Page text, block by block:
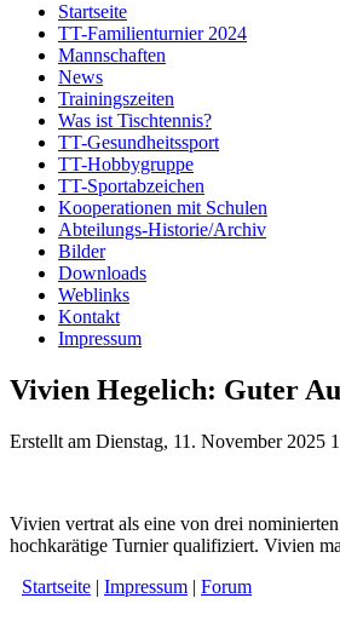
Startseite
TT-Familienturnier 2024
Mannschaften
News
Trainingszeiten
Was ist Tischtennis?
TT-Gesundheitssport
TT-Hobbygruppe
TT-Sportabzeichen
Kooperationen mit Schulen
Abteilungs-Historie/Archiv
Bilder
Downloads
Weblinks
Kontakt
Impressum
Vivien Hegelich: Guter
Erstellt am Dienstag, 11. November 2025
Vivien vertrat als eine von drei
hochkarätige Turnier qualifiziert. Vivien
Startseite | Impressum | Forum